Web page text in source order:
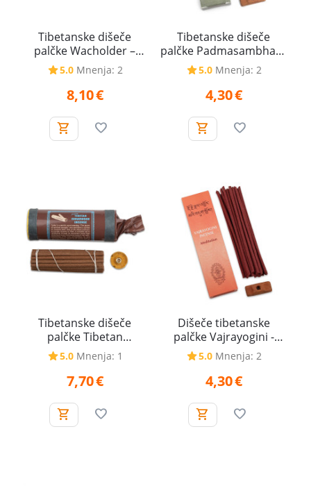
Tibetanske dišeče
palčke Wacholder –
Brin, 40 g
5.0 Mnenja: 2
8,10€
Tibetanske dišeče
palčke Padmasambhava
– Wish Fulfilling –
Izpolnitev želja, 20 g
5.0 Mnenja: 2
4,30€
Tibetanske dišeče
palčke Tibetan
Cedarwood - Cedra, 35 g
5.0 Mnenja: 1
7,70€
Dišeče tibetanske
palčke Vajrayogini -
Meditation - Meditacija,
20 g
5.0 Mnenja: 2
4,30€